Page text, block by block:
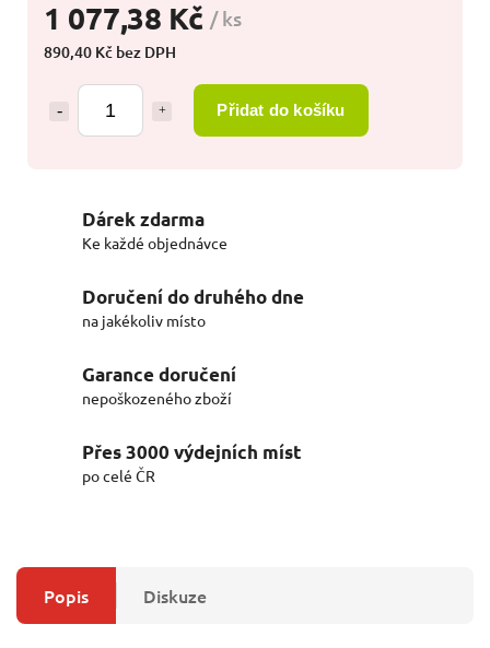
1 077,38 Kč/ ks
890,40 Kč bez DPH
Přidat do košíku
Dárek zdarma
Ke každé objednávce
Doručení do druhého dne
na jakékoliv místo
Garance doručení
nepoškozeného zboží
Přes 3000 výdejních míst
po celé ČR
Popis Diskuze